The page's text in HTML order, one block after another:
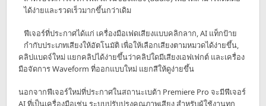
ได้ง่ายและรวดเร็วมากขึ้นกว่าเดิม
ฟีเจอร์ที่ประกาศได้แก่ เครื่องมือเฟดเสียงแบบคลิกลาก, AI แท็กป้าย
กำกับประเภทเสียงให้อัตโนมัติ เพื่อให้เลือกเสียงตามหมวดได้ง่ายขึ้น,
คลิปแบดจ์ใหม่ แยกคลิปได้ง่ายขึ้นว่าคลิปใดมีเสียงเอฟเฟกต์ และเครื่อง
มือจัดการ Waveform ที่ออกแบบใหม่ แยกสีให้ดูง่ายขึ้น
นอกจากฟีเจอร์ใหม่ที่ประกาศในสถานะเบต้า Premiere Pro จะมีฟีเจอร์
AI ที่เป็นเครื่องมือเช่น ระบบปรับปรุงคุณภาพเสียง สำหรับผู้ใช้งานทุก